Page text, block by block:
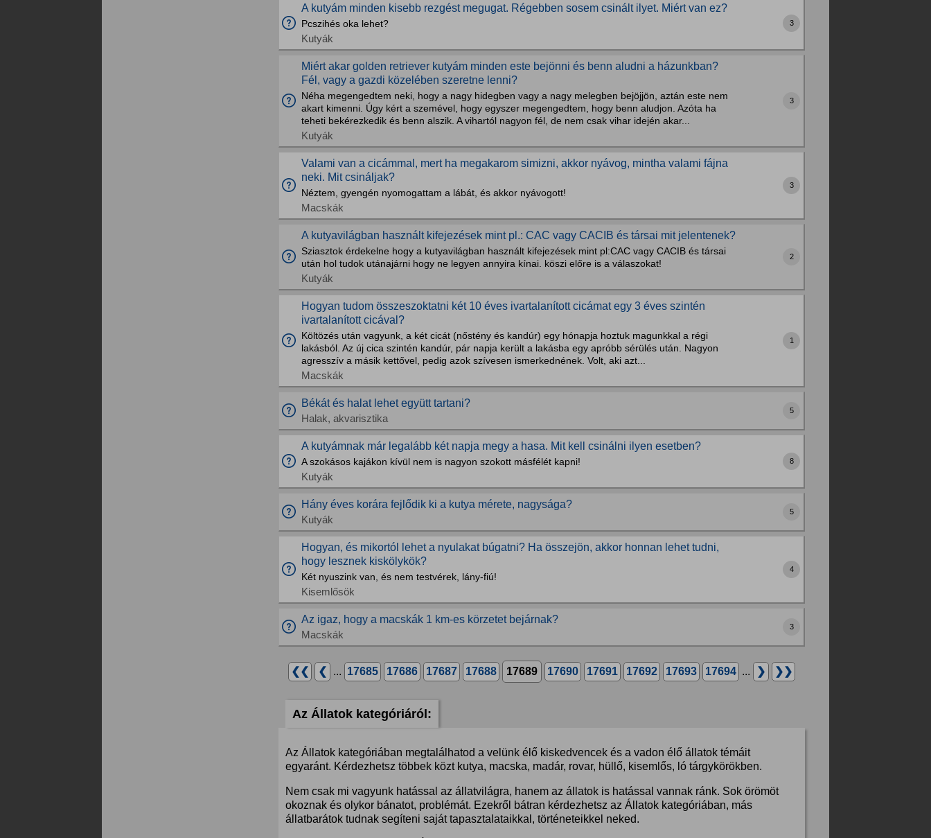
A kutyám minden kisebb rezgést megugat. Régebben sosem csinált ilyet. Miért van ez?
Pcszihés oka lehet?
Kutyák
3
Miért akar golden retriever kutyám minden este bejönni és benn aludni a házunkban?
Fél, vagy a gazdi közelében szeretne lenni?
Néha megengedtem neki, hogy a nagy hidegben vagy a nagy melegben bejöjjön, aztán este nem
akart kimenni. Úgy kért a szemével, hogy egyszer megengedtem, hogy benn aludjon. Azóta ha
teheti bekérezkedik és benn alszik. A vihartól nagyon fél, de nem csak vihar idején akar...
Kutyák
3
Valami van a cicámmal, mert ha megakarom simizni, akkor nyávog, mintha valami fájna
neki. Mit csináljak?
Néztem, gyengén nyomogattam a lábát, és akkor nyávogott!
Macskák
3
A kutyavilágban használt kifejezések mint pl.: CAC vagy CACIB és társai mit jelentenek?
Sziasztok érdekelne hogy a kutyavilágban használt kifejezések mint pl:CAC vagy CACIB és társai
után hol tudok utánajárni hogy ne legyen annyira kínai. köszi előre is a válaszokat!
Kutyák
2
Hogyan tudom összeszoktatni két 10 éves ivartalanított cicámat egy 3 éves szintén
ivartalanított cicával?
Költözés után vagyunk, a két cicát (nőstény és kandúr) egy hónapja hoztuk magunkkal a régi
lakásból. Az új cica szintén kandúr, pár napja került a lakásba egy apróbb sérülés után. Nagyon
agresszív a másik kettővel, pedig azok szívesen ismerkednének. Volt, aki azt...
Macskák
1
Békát és halat lehet együtt tartani?
Halak, akvarisztika
5
A kutyámnak már legalább két napja megy a hasa. Mit kell csinálni ilyen esetben?
A szokásos kajákon kívül nem is nagyon szokott másfélét kapni!
Kutyák
8
Hány éves korára fejlődik ki a kutya mérete, nagysága?
Kutyák
5
Hogyan, és mikortól lehet a nyulakat búgatni? Ha összejön, akkor honnan lehet tudni,
hogy lesznek kiskölykök?
Két nyuszink van, és nem testvérek, lány-fiú!
Kisemlősök
4
Az igaz, hogy a macskák 1 km-es körzetet bejárnak?
Macskák
3
❮❮ ❮ ... 17685 17686 17687 17688 17689 17690 17691 17692 17693 17694 ... ❯ ❯❯
Az Állatok kategóriáról:
Az Állatok kategóriában megtalálhatod a velünk élő kiskedvencek és a vadon élő állatok témáit
egyaránt. Kérdezhetsz többek közt kutya, macska, madár, rovar, hüllő, kisemlős, ló tárgykörökben.
Nem csak mi vagyunk hatással az állatvilágra, hanem az állatok is hatással vannak ránk. Sok örömöt
okoznak és olykor bánatot, problémát. Ezekről bátran kérdezhetsz az Állatok kategóriában, más
állatbarátok tudnak segíteni saját tapasztalataikkal, történeteikkel neked.